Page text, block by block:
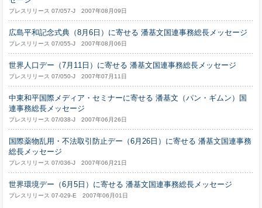
プレスリリース 07/057-J 2007年08月09日
広島平和記念式典（8月6日）に寄せる 潘基文国連事務総長メッセージ
プレスリリース 07/055-J 2007年08月06日
世界人口デー（7月11日）に寄せる 潘基文国連事務総長メッセージ
プレスリリース 07/050-J 2007年07月11日
中東和平国際メディア・セミナーに寄せる 潘基文（パン・ギムン）国
連事務総長メッセージ
プレスリリース 07/038-J 2007年06月26日
国際薬物乱用・不法取引防止デー（6月26日）に寄せる 潘基文国連事務
総長メッセージ
プレスリリース 07/036-J 2007年06月21日
世界環境デー（6月5日）に寄せる 潘基文国連事務総長メッセージ
プレスリリース 07-029-E 2007年06月01日